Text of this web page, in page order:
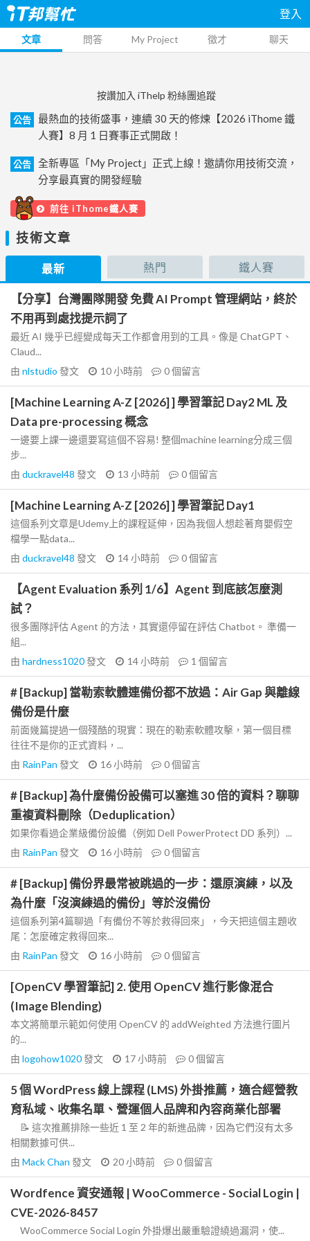
登入
文章 問答 My Project 徵才 聊天
按讚加入 iThelp 粉絲團追蹤
公告
最熱血的技術盛事，連續 30 天的修煉【2026 iThome 鐵
人賽】8 月 1 日賽事正式開啟！
公告
全新專區「My Project」正式上線！邀請你用技術交流，
分享最真實的開發經驗
前往 iThome鐵人賽
技術文章
最新 熱門 鐵人賽
【分享】台灣團隊開發 免費 AI Prompt 管理網站，終於
不用再到處找提示詞了
最近 AI 幾乎已經變成每天工作都會用到的工具。像是 ChatGPT、
Claud...
由 nlstudio 發文 10 小時前 0個留言
[Machine Learning A-Z [2026] ] 學習筆記 Day2 ML 及
Data pre-processing 概念
一邊要上課一邊還要寫這個不容易! 整個machine learning分成三個
步...
由 duckravel48 發文 13 小時前 0個留言
[Machine Learning A-Z [2026] ] 學習筆記 Day1
這個系列文章是Udemy上的課程延伸，因為我個人想趁著育嬰假空
檔學一點data...
由 duckravel48 發文 14 小時前 0個留言
【Agent Evaluation 系列 1/6】Agent 到底該怎麼測
試？
很多團隊評估 Agent 的方法，其實還停留在評估 Chatbot。 準備一
組...
由 hardness1020發文 14 小時前 1 個留言
# [Backup] 當勒索軟體連備份都不放過：Air Gap 與離線
備份是什麼
前面幾篇提過一個殘酷的現實：現在的勒索軟體攻擊，第一個目標
往往不是你的正式資料，...
由 RainPan 發文 16 小時前 0個留言
# [Backup] 為什麼備份設備可以塞進 30 倍的資料？聊聊
重複資料刪除（Deduplication）
如果你看過企業級備份設備（例如 Dell PowerProtect DD 系列）...
由 RainPan 發文 16 小時前 0個留言
# [Backup] 備份界最常被跳過的一步：還原演練，以及
為什麼「沒演練過的備份」等於沒備份
這個系列第4篇聊過「有備份不等於救得回來」，今天把這個主題收
尾：怎麼確定救得回來...
由 RainPan 發文 16 小時前 0個留言
[OpenCV 學習筆記] 2. 使用 OpenCV 進行影像混合
(Image Blending)
本文將簡單示範如何使用 OpenCV 的 addWeighted 方法進行圖片
的...
由 logohow1020發文 17 小時前 0個留言
5 個 WordPress 線上課程 (LMS) 外掛推薦，適合經營教
育私域、收集名單、營運個人品牌和內容商業化部署
📝 這次推薦排除一些近 1 至 2 年的新進品牌，因為它們沒有太多
相關數據可供...
由 Mack Chan 發文 20 小時前 0個留言
Wordfence 資安通報 | WooCommerce - Social Login |
CVE-2026-8457
WooCommerce Social Login 外掛爆出嚴重驗證繞過漏洞，使...